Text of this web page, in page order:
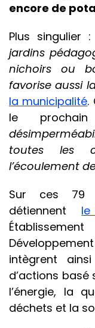
encore de
Plus singulier :
jardins
nichoirs ou
favorise aussi
la municipalité.
le
toutes les
l’écoulement
Sur ces 79
détiennent
intègrent
d’actions basé
l’énergie, la
déchets et la